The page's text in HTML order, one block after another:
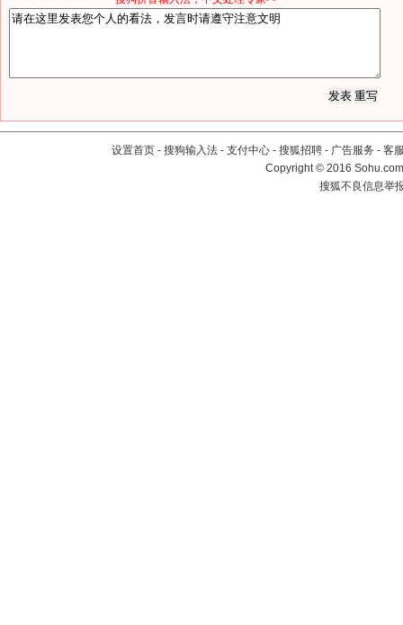
设置首页 - 搜狗输入法 - 支付中心 - 搜狐招聘 - 广告服务 - 客
Copyright©2016
搜狐不良信息举